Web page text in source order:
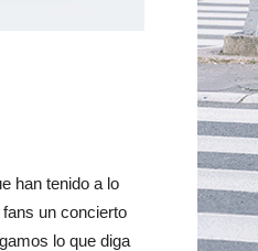
han tenido a lo
un concierto
lo que diga